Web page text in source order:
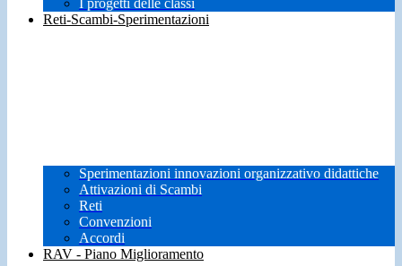
I progetti delle classi
Reti-Scambi-Sperimentazioni
Sperimentazioni innovazioni organizzativo didattiche
Attivazioni di Scambi
Reti
Convenzioni
Accordi
RAV - Piano Miglioramento